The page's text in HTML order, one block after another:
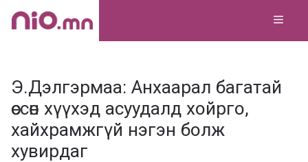
Skip
Э.Дэлгэрмаа: Анхаарал багатай
өссөн хүүхэд асуудалд хойрго,
хайхрамжгүй нэгэн болж
хувирдаг